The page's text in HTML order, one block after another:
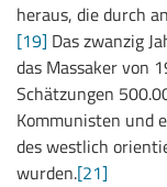
heraus, die durch
[19] Das zwanzig
das Massaker von
Schätzungen
Kommunisten und
des westlich
wurden.[21]